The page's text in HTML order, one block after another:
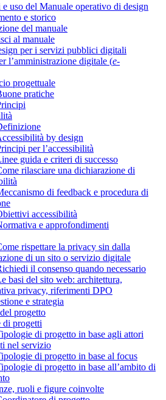
e uso del Manuale operativo di design
e storico
del manuale
al manuale
per i servizi pubblici digitali
l’amministrazione digitale (e-
progettuale
pratiche
by design
per l’accessibilità
guida e criteri di successo
rilasciare una dichiarazione di
di feedback e procedura di
accessibilità
e approfondimenti
rispettare la privacy sin dalla
di un sito o servizio digitale
il consenso quando necessario
basi del sito web: architettura,
privacy, riferimenti DPO
e strategia
progetto
di progetti
di progetto in base agli attori
nel servizio
di progetto in base al focus
di progetto in base all’ambito di
ruoli e figure coinvolte